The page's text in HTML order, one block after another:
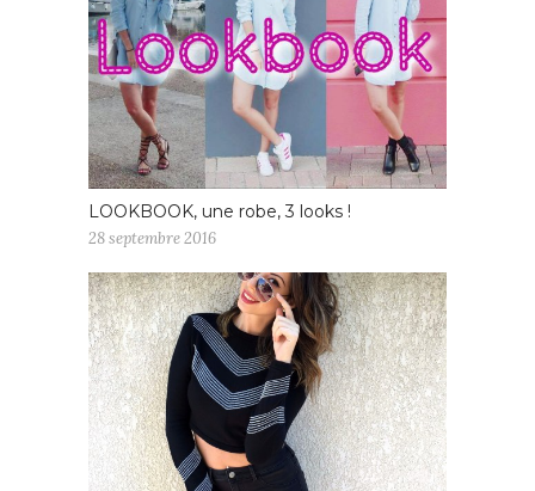
LOOKBOOK, une robe, 3 looks !
28 septembre 2016